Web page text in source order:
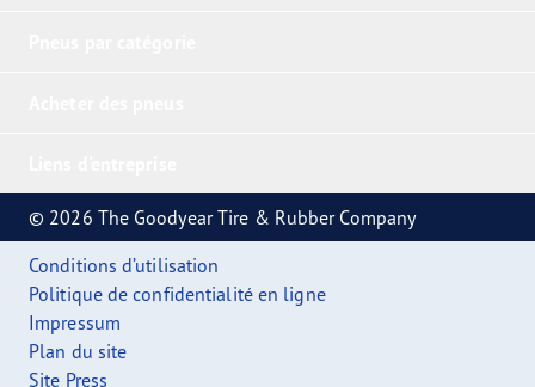
© 2026 The Goodyear Tire & Rubber Company
Conditions d’utilisation
Politique de confidentialité en ligne
Impressum
Plan du site
Site Press